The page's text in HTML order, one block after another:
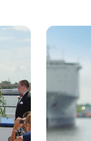
Pai na Elite | City
Cruises™
Cruzeiro de Almoço
do Grand
Norfolk
Norfolk
no Dia de Ano